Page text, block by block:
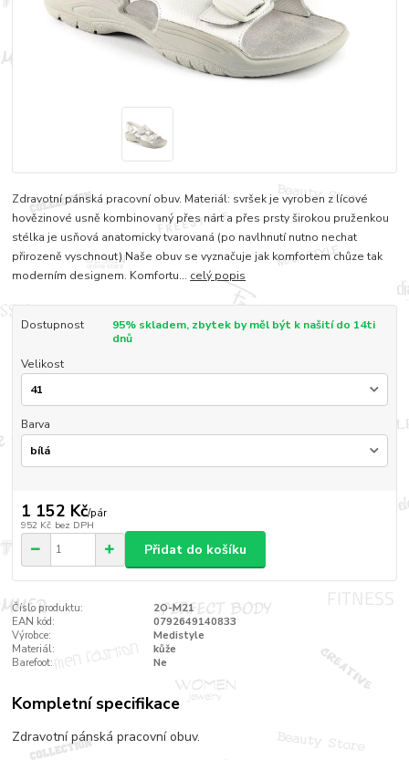
Zdravotní pánská pracovní obuv. Materiál: svršek je vyroben z lícové
hovězinové usně kombinovaný přes nárt a přes prsty širokou pruženkou
stélka je usňová anatomicky tvarovaná (po navlhnutí nutno nechat
přirozeně vyschnout) Naše obuv se vyznačuje jak komfortem chůze tak
moderním designem. Komfortu... celý popis
Dostupnost
95% skladem, zbytek by měl být k našití do 14ti
dnů
Velikost
Barva
1 152 Kč/pár
952 Kč bez DPH
Přidat do košíku
Číslo produktu:
2O-M21
EAN kód:
0792649140833
Výrobce:
Medistyle
Materiál:
kůže
Barefoot:
Ne
Kompletní specifikace
Zdravotní pánská pracovní obuv.